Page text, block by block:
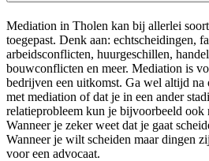
Mediation in Tholen kan bij allerlei
toegepast. Denk aan: echtscheidingen,
arbeidsconflicten, huurgeschillen,
bouwconflicten en meer. Mediation is
bedrijven een uitkomst. Ga wel altijd
met mediation of dat je in een ander
relatieprobleem kun je bijvoorbeeld ook
Wanneer je zeker weet dat je gaat
Wanneer je wilt scheiden maar dingen
voor een advocaat.